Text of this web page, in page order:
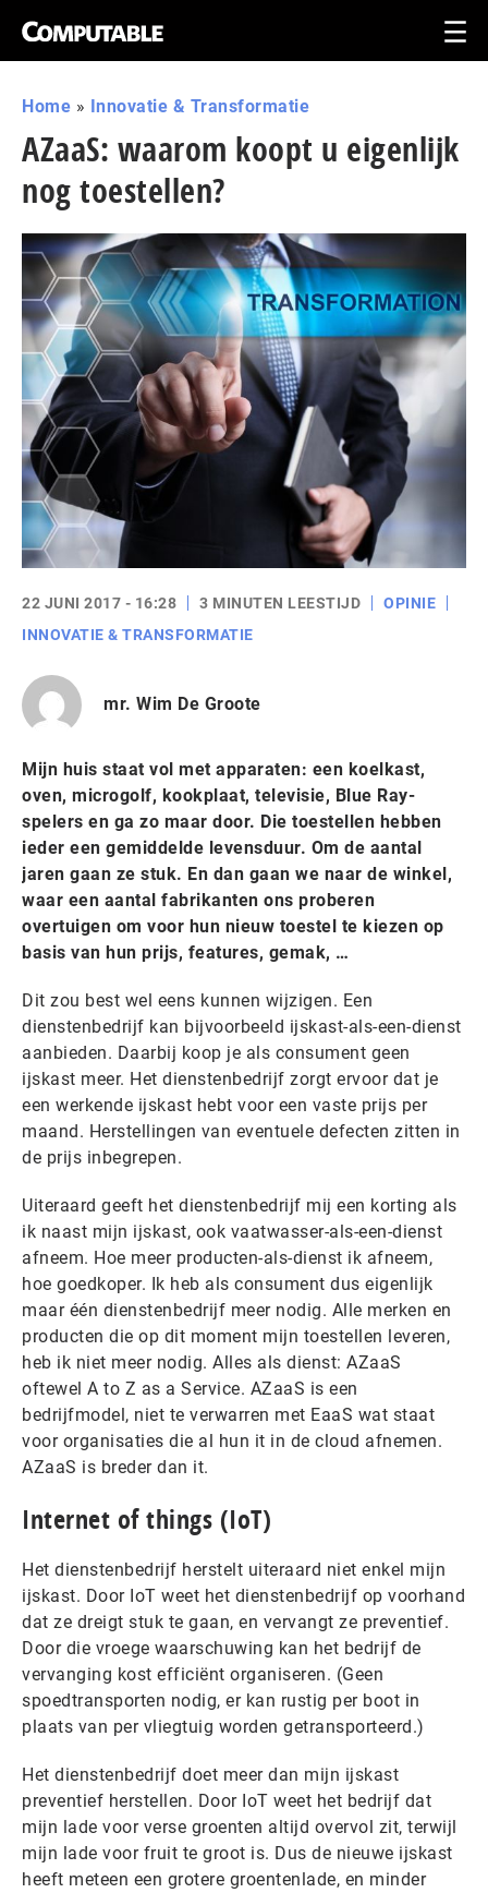
Home » Innovatie & Transformatie
AZaaS: waarom koopt u eigenlijk
nog toestellen?
22 JUNI 2017 - 16:28 3 MINUTEN LEESTIJD
OPINIE
INNOVATIE & TRANSFORMATIE
mr. Wim De Groote
Mijn huis staat vol met apparaten: een koelkast,
oven, microgolf, kookplaat, televisie, Blue Ray-
spelers en ga zo maar door. Die toestellen hebben
ieder een gemiddelde levensduur. Om de aantal
jaren gaan ze stuk. En dan gaan we naar de winkel,
waar een aantal fabrikanten ons proberen
overtuigen om voor hun nieuw toestel te kiezen op
basis van hun prijs, features, gemak, …
Dit zou best wel eens kunnen wijzigen. Een
dienstenbedrijf kan bijvoorbeeld ijskast-als-een-dienst
aanbieden. Daarbij koop je als consument geen
ijskast meer. Het dienstenbedrijf zorgt ervoor dat je
een werkende ijskast hebt voor een vaste prijs per
maand. Herstellingen van eventuele defecten zitten in
de prijs inbegrepen.
Uiteraard geeft het dienstenbedrijf mij een korting als
ik naast mijn ijskast, ook vaatwasser-als-een-dienst
afneem. Hoe meer producten-als-dienst ik afneem,
hoe goedkoper. Ik heb als consument dus eigenlijk
maar één dienstenbedrijf meer nodig. Alle merken en
producten die op dit moment mijn toestellen leveren,
heb ik niet meer nodig. Alles als dienst: AZaaS
oftewel A to Z as a Service. AZaaS is een
bedrijfmodel, niet te verwarren met EaaS wat staat
voor organisaties die al hun it in de cloud afnemen.
AZaaS is breder dan it.
Internet of things (IoT)
Het dienstenbedrijf herstelt uiteraard niet enkel mijn
ijskast. Door IoT weet het dienstenbedrijf op voorhand
dat ze dreigt stuk te gaan, en vervangt ze preventief.
Door die vroege waarschuwing kan het bedrijf de
vervanging kost efficiënt organiseren. (Geen
spoedtransporten nodig, er kan rustig per boot in
plaats van per vliegtuig worden getransporteerd.)
Het dienstenbedrijf doet meer dan mijn ijskast
preventief herstellen. Door IoT weet het bedrijf dat
mijn lade voor verse groenten altijd overvol zit, terwijl
mijn lade voor fruit te groot is. Dus de nieuwe ijskast
heeft meteen een grotere groentenlade, en minder